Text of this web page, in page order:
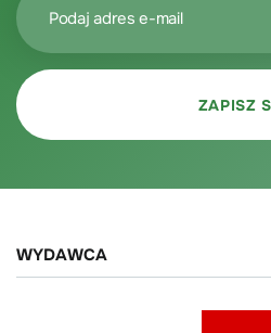
WYDAWCA